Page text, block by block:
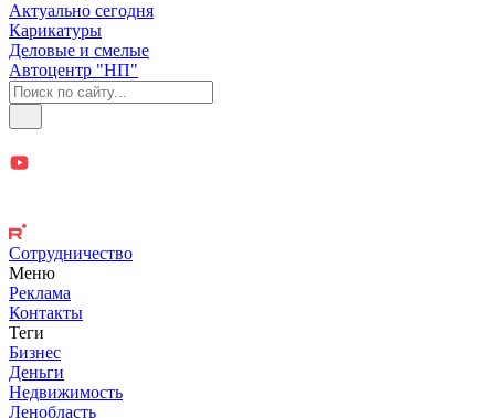
Актуально сегодня
Карикатуры
Деловые и смелые
Автоцентр "НП"
Сотрудничество
Меню
Реклама
Контакты
Теги
Бизнес
Деньги
Недвижимость
Ленобласть